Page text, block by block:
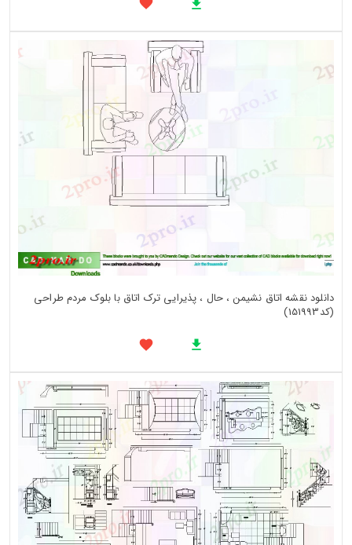
دانلود نقشه اتاق نشیمن ، حال ، پذیرایی ترک اتاق با بلوک مردم طراحی
(کد151993)